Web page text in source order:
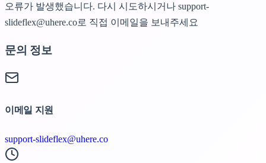
오류가 발생했습니다. 다시 시도하시거나 support-
slideflex@uhere.co로 직접 이메일을 보내주세요
문의 정보
이메일 지원
support-slideflex@uhere.co